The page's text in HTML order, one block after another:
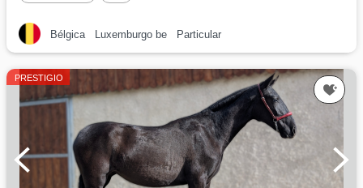
Bélgica Luxemburgo be Particular
PRESTIGIO